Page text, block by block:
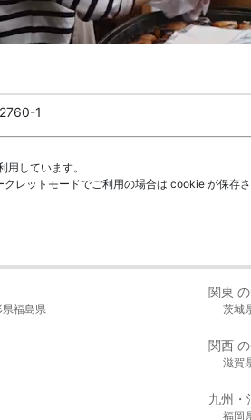
1
用しています。
レットモードでご利用の場合は cookie が保存
県福島県
関東
茨城
関西
滋賀
九州・
福岡